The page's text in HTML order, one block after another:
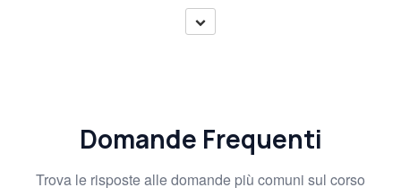
Domande Frequenti
Trova le risposte alle domande più comuni sul corso